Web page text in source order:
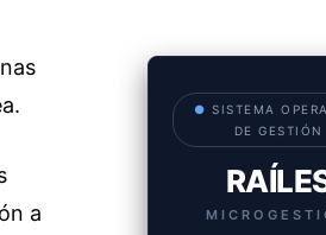
a
● SISTEMA
DE GESTIÓN